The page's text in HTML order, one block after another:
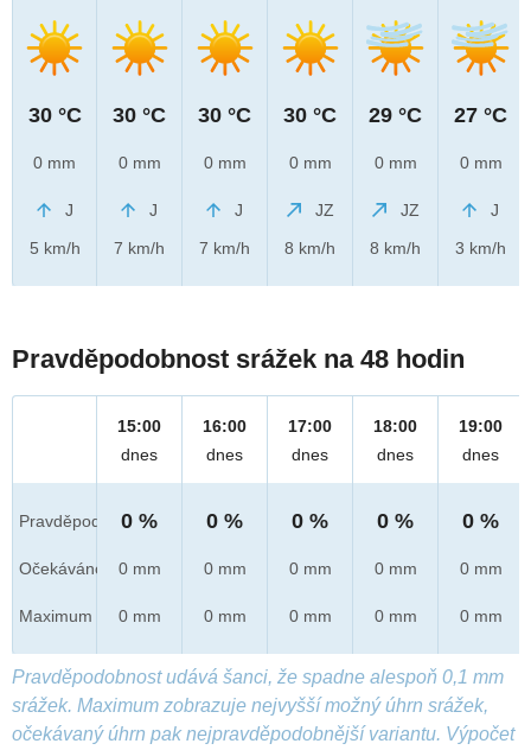
30 °C
0 mm
J
5 km/h
30 °C
0 mm
J
7 km/h
30 °C
0 mm
J
7 km/h
30 °C
0 mm
JZ
8 km/h
29 °C
0 mm
JZ
8 km/h
27 °C
0 mm
J
3 km/h
Pravděpodobnost srážek na 48 hodin
Pravděpod.
Očekáváno
Maximum
15:00
dnes
0 %
0 mm
0 mm
16:00
dnes
0 %
0 mm
0 mm
17:00
dnes
0 %
0 mm
0 mm
18:00
dnes
0 %
0 mm
0 mm
19:00
dnes
0 %
0 mm
0 mm
Pravděpodobnost udává šanci, že spadne alespoň 0,1 mm
srážek. Maximum zobrazuje nejvyšší možný úhrn srážek,
očekávaný úhrn pak nejpravděpodobnější variantu. Výpočet